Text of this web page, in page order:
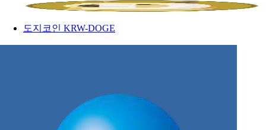
도지코인 KRW-DOGE